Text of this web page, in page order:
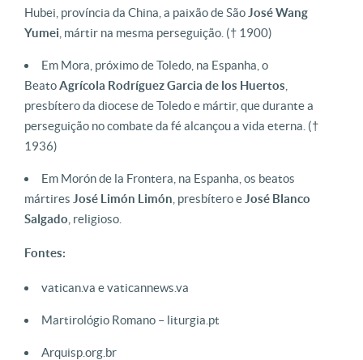
Hubei, província da China, a paixão de São José Wang
Yumei , mártir na mesma perseguição. († 1900)
Em Mora, próximo de Toledo, na Espanha, o
BeatoAgrícola Rodríguez Garcia de los Huertos
presbítero da diocese de Toledo e mártir, que durante a
perseguição no combate da fé alcançou a vida eterna. (†
1936)
Em Morón de la Frontera, na Espanha, os beatos
mártires José Limón Limón , presbítero e José Blanco
Salgado , religioso.
Fontes:
vatican.va e vaticannews.va
Martirológio Romano – liturgia.pt
Arquisp.org.br